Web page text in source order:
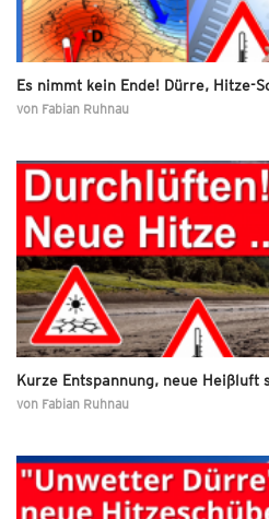
Es nimmt kein Ende! Dürre, Hitze-
von Fabian Ruhnau
Kurze Entspannung, neue Heißluft
von Fabian Ruhnau